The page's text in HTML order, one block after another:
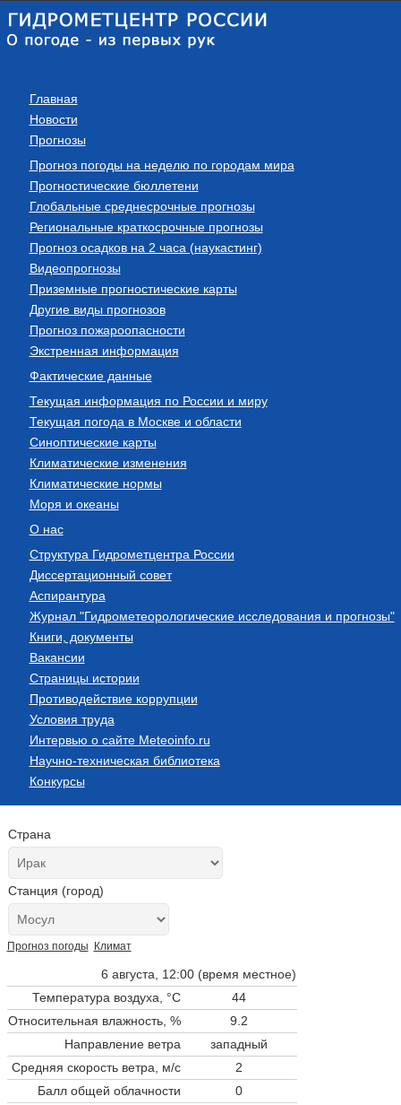
Главная
Новости
Прогнозы
Прогноз погоды на неделю по городам мира
Прогностические бюллетени
Глобальные среднесрочные прогнозы
Региональные краткосрочные прогнозы
Прогноз осадков на 2 часа (наукастинг)
Видеопрогнозы
Приземные прогностические карты
Другие виды прогнозов
Прогноз пожароопасности
Экстренная информация
Фактические данные
Текущая информация по России и миру
Текущая погода в Москве и области
Синоптические карты
Климатические изменения
Климатические нормы
Моря и океаны
О нас
Структура Гидрометцентра России
Диссертационный совет
Аспирантура
Журнал "Гидрометеорологические исследования и прогнозы"
Книги, документы
Вакансии
Страницы истории
Противодействие коррупции
Условия труда
Интервью о сайте Meteoinfo.ru
Научно-техническая библиотека
Конкурсы
Страна
Станция (город)
Прогноз погоды Климат
6 августа, 12:00 (время местное)
Температура воздуха, °C
44
Относительная влажность, %
9.2
Направление ветра
западный
Средняя скорость ветра, м/с
2
Балл общей облачности
0